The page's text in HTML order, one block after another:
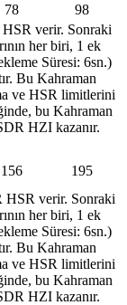
78
98
verir. Sonraki
her biri, 1 ek
Süresi: 6sn.)
Bu Kahraman
ve HSR limitlerini
bu Kahraman
HZI kazanır.
156
195
HSR verir. Sonraki
her biri, 1 ek
Süresi: 6sn.)
Bu Kahraman
ve HSR limitlerini
bu Kahraman
HZI kazanır.